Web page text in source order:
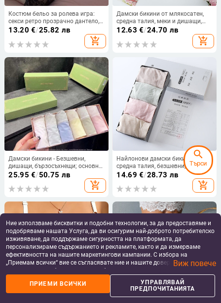
Костюм бельо за ролева игра:
секси ретро прозрачно дантело,
едно рамо, полиестер, сваляща
13.20 €/25.82 лв
add_shopping_cart
Дамски бикини от млякосатен,
средна талия, меки и дишащи,
еластични, плюс размер,
12.63 €/24.70 лв
add_shopping_cart
Дамски бикини - Безшевни,
дишащи, бързосъхнещи; основна
тъкан: найлон; подплата: памук;
25.95 €/50.75 лв
add_shopping_cart
Найлонови дамски бикини със
средна талия, безшевни, дишащи,
подплата от вискоза
14.69 €/28.73 лв
add_shopping_cart
Ние използваме бисквитки и подобни технологии, за да предоставяме и
подобряваме нашата Услуга, да ви осигурим най-доброто потребителско
изживяване, да поддържаме сигурността на платформата, да
персонализираме съдържанието и рекламите, както и да измерваме
ефективността на нашите маркетингови кампании. С избора на
„Приемам всички“ вие се съгласявате ние и нашите доверени партньори
да съхраняваме бисквитки и подобни технологии на вашето устройство
за рекламни и аналитични цели. Можете по всяко време да управлявате
своите предпочитания, като натиснете „Управлявай предпочитанията“.
За повече информация, моля, вижте нашата
Виж повече
ПРИЕМИ ВСИЧКИ
УПРАВЛЯВАЙ
ПРЕДПОЧИТАНИЯТА
search
Търси